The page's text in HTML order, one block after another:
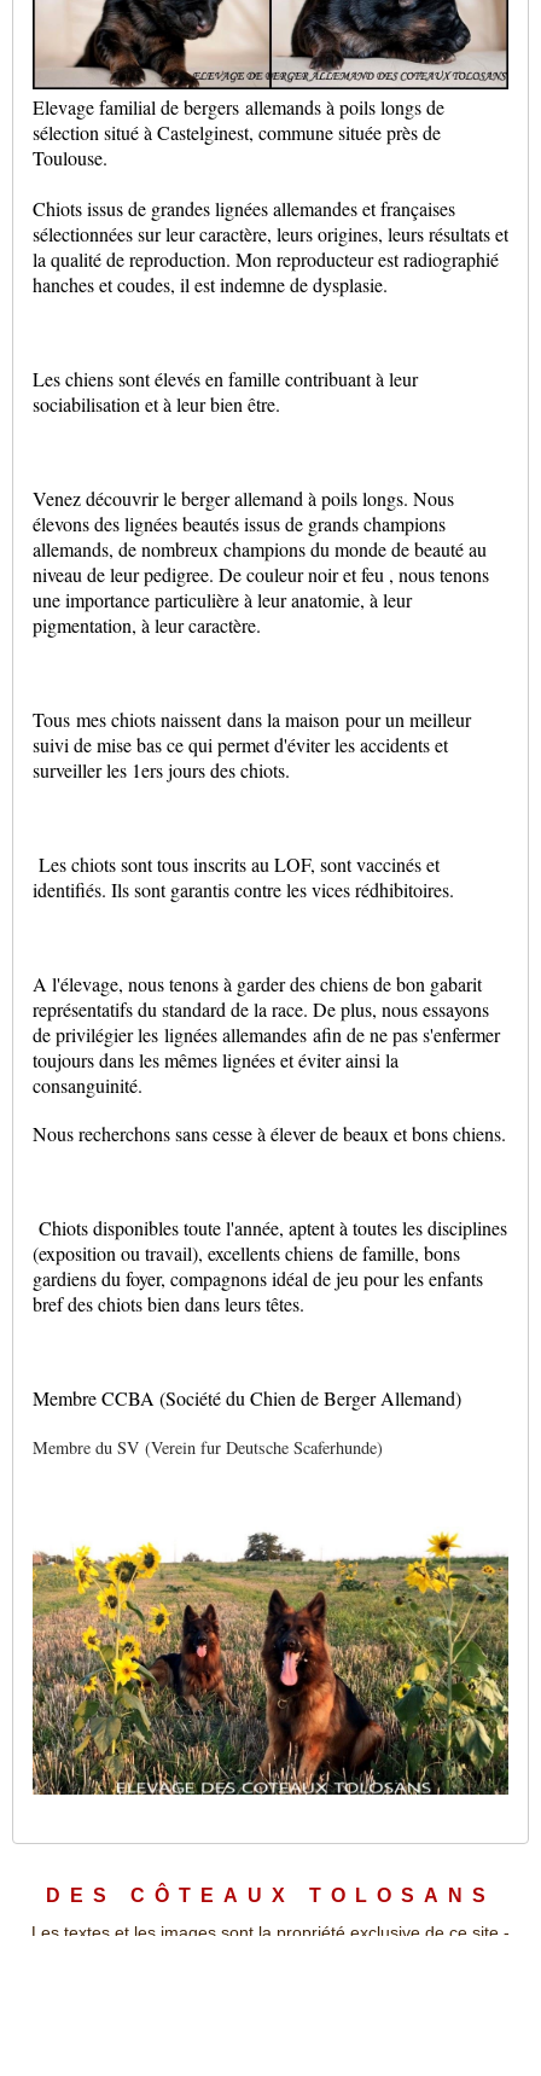
Elevage familial de bergers allemands à poils longs de
sélection situé à Castelginest, commune située près de
Toulouse.
Chiots issus de grandes lignées allemandes et françaises
sélectionnées sur leur caractère, leurs origines, leurs résultats et
la qualité de reproduction. Mon reproducteur est radiographié
hanches et coudes, il est indemne de dysplasie.
Les chiens sont élevés en famille contribuant à leur
sociabilisation et à leur bien être.
Venez découvrir le berger allemand à poils longs. Nous
élevons des lignées beautés issus de grands champions
allemands, de nombreux champions du monde de beauté au
niveau de leur pedigree. De couleur noir et feu , nous tenons
une importance particulière à leur anatomie, à leur
pigmentation, à leur caractère.
Tous mes chiots naissentdans la maison pour un meilleur
suivi de mise bas ce qui permet d'éviter les accidents et
surveiller les 1ers jours des chiots.
Les chiots sont tous inscrits au LOF, sont vaccinés et
identifiés. Ils sont garantis contre les vices rédhibitoires.
A l'élevage, nous tenons à garder des chiens de bon gabarit
représentatifs du standard de la race. De plus, nous essayons
de privilégier les lignées allemandes afin de ne pas s'enfermer
toujours dans les mêmes lignées et éviter ainsi la
consanguinité.
Nous recherchons sans cesse à élever de beaux et bons chiens.
Chiots disponibles toute l'année, aptent à toutes les disciplines
(exposition ou travail), excellents chiens de famille, bons
gardiens du foyer, compagnons idéal de jeu pour les enfants
bref des chiots bien dans leurs têtes.
Membre CCBA (Société du Chien de Berger Allemand)
Membre du SV (Verein fur Deutsche Scaferhunde)
DES CÔTEAUX TOLOSANS
Les textes et les images sont la propriété exclusive de ce site -